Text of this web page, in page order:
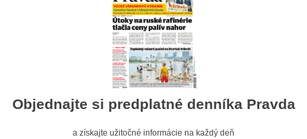
Objednajte si predplatné denníka Pravda
a získajte užitočné informácie na každý deň